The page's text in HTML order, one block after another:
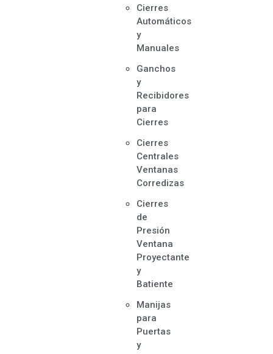
Cierres
Automáticos
y
Manuales
Ganchos
y
Recibidores
para
Cierres
Cierres
Centrales
Ventanas
Corredizas
Cierres
de
Presión
Ventana
Proyectante
y
Batiente
Manijas
para
Puertas
y